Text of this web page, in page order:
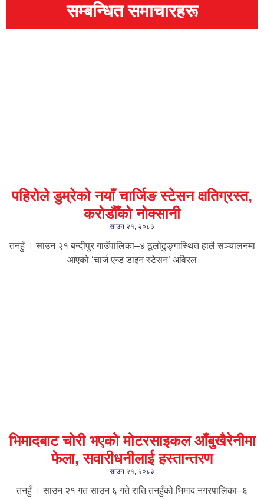
सम्बन्धित समाचारहरू
पहिरोले डुम्रेको नयाँ चार्जिङ स्टेसन क्षतिग्रस्त,
करोडौँको नोक्सानी
साउन २१, २०८३
तनहुँ । साउन २१ बन्दीपुर गाउँपालिका–४ ठूलोढुङ्गास्थित हालै सञ्चालनमा
आएको ‘चार्ज एन्ड डाइन स्टेसन’ अविरल
भिमादबाट चोरी भएको मोटरसाइकल आँबुखैरेनीमा
फेला, सवारीधनीलाई हस्तान्तरण
साउन २१, २०८३
तनहुँ । साउन २१ गत साउन ६ गते राति तनहुँको भिमाद नगरपालिका–६